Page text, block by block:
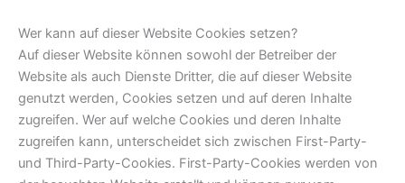
Wer kann auf dieser Website Cookies setzen?
Auf dieser Website können sowohl der Betreiber der
Website als auch Dienste Dritter, die auf dieser Website
genutzt werden, Cookies setzen und auf deren Inhalte
zugreifen. Wer auf welche Cookies und deren Inhalte
zugreifen kann, unterscheidet sich zwischen First-Party-
und Third-Party-Cookies. First-Party-Cookies werden von